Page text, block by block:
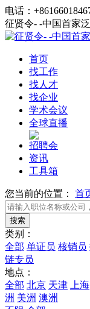
电话：
征贤令- -中国首家
首页
找工作
找人才
找企业
学术会议
全球直播
招聘会
资讯
工具箱
您当前的位置： 首
类别：
全部 单证员 核销员
链专员
地点：
全部 北京 天津 上海
洲 美洲 澳洲